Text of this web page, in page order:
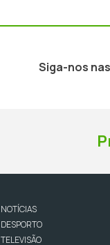
Siga-nos
NOTÍCIAS
DESPORTO
TELEVISÃO